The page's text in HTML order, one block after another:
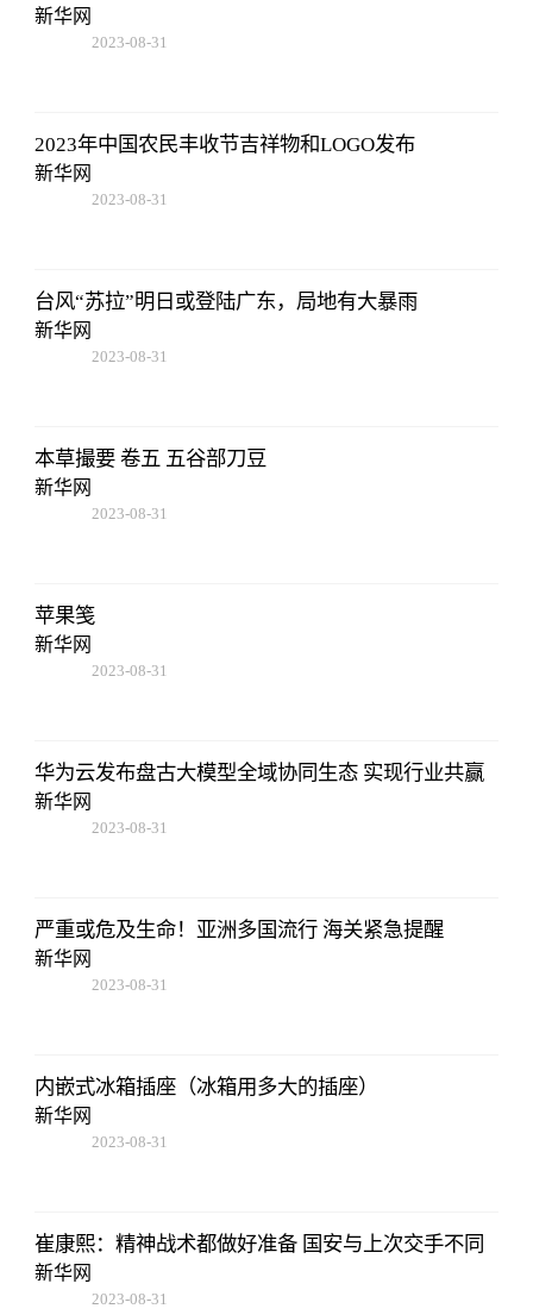
新华网
2023-08-31
2023年中国农民丰收节吉祥物和LOGO发布
新华网
2023-08-31
台风“苏拉”明日或登陆广东，局地有大暴雨
新华网
2023-08-31
本草撮要 卷五 五谷部刀豆
新华网
2023-08-31
苹果笺
新华网
2023-08-31
华为云发布盘古大模型全域协同生态 实现行业共赢
新华网
2023-08-31
严重或危及生命！亚洲多国流行 海关紧急提醒
新华网
2023-08-31
内嵌式冰箱插座（冰箱用多大的插座）
新华网
2023-08-31
崔康熙：精神战术都做好准备 国安与上次交手不同
新华网
2023-08-31